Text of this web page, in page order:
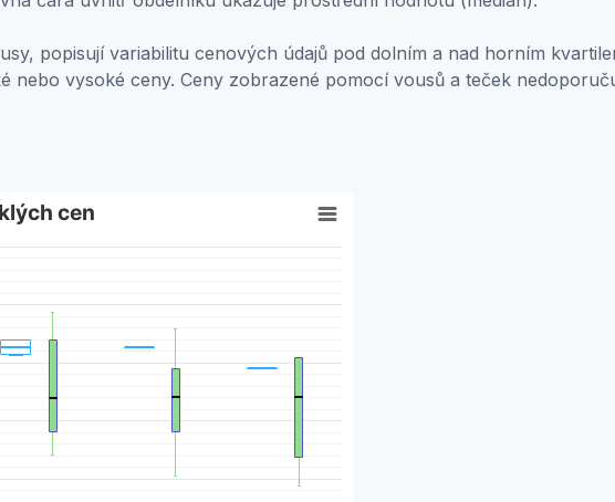
popisují variabilitu cenových údajů pod dolním a nad horním
nebo vysoké ceny. Ceny zobrazené pomocí vousů a teček
used to display groups of statistical data. Each data point in
Data ranges from 4437 to 19360.
cen